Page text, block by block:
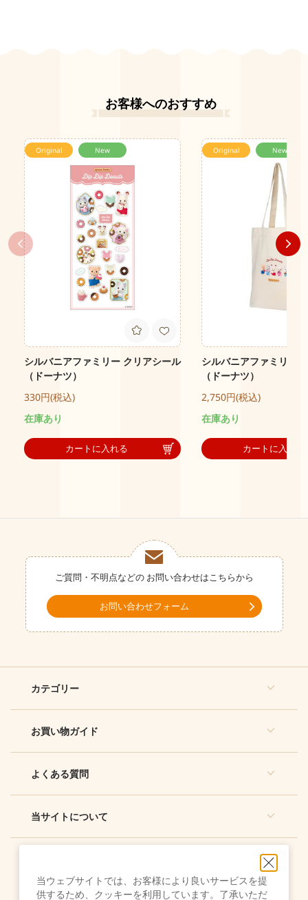
お客様へのおすすめ
Original New
シルバニアファミリー クリアシール
（ドーナツ）
330円(税込)
在庫あり
カートに入れる
Original New
シルバニアファミリー
（ドーナツ）
2,750円(税込)
在庫あり
カートに入れる
ご質問・不明点などの お問い合わせはこちらから
お問い合わせフォーム
カテゴリー
お買い物ガイド
よくある質問
当サイトについて
当ウェブサイトでは、お客様により良いサービスを提
供するため、クッキーを利用しています。了承いただ